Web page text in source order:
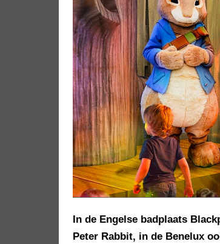
In de Engelse badplaats
Peter Rabbit, in de Benelux